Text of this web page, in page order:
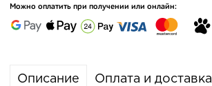
Можно оплатить при получении или онлайн:
Описание Оплата и доставка